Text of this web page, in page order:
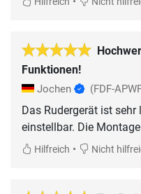
Funktionen!
Jochen (FDF-
Das Rudergerät ist
einstellbar. Die
Hilfreich • Nicht